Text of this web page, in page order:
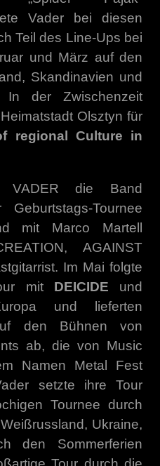
Vader bei diesen
Teil des Line-Ups bei
und März auf den
Skandinavien und
In der Zwischenzeit
Olsztyn für
regional Culture in
VADER die Band
Tournee
mit Marco Martell
AGAINST
Im Mai folgte
mit DEICIDE und
und lieferten
den Bühnen von
ab, die von Music
Namen Metal Fest
setzte ihre Tour
Tournee durch
Ukraine,
den Sommerferien